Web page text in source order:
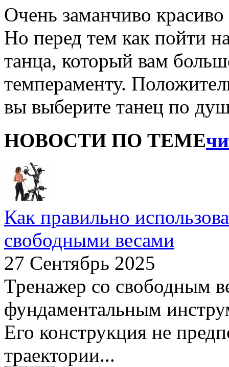
Очень заманчиво
Но перед тем как пойти
танца, который вам
темпераменту.
вы выберите танец по
НОВОСТИ ПО ТЕМЕ
Как правильно
свободными весами
27 Сентябрь 2025
Тренажер со свободным
фундаментальным
Его конструкция не
траектории...